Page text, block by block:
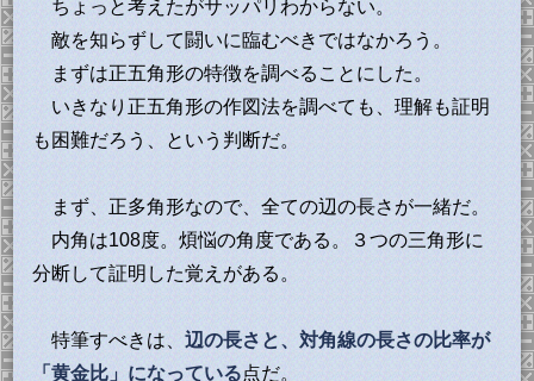
ちょっと考えたがサッパリわからない。
敵を知らずして闘いに臨むべきではなかろう。
まずは正五角形の特徴を調べることにした。
いきなり正五角形の作図法を調べても、理解も証明
も困難だろう、という判断だ。
まず、正多角形なので、全ての辺の長さが一緒だ。
内角は108度。煩悩の角度である。３つの三角形に
分断して証明した覚えがある。
特筆すべきは、辺の長さと、対角線の長さの比率が
「黄金比」になっている点だ。